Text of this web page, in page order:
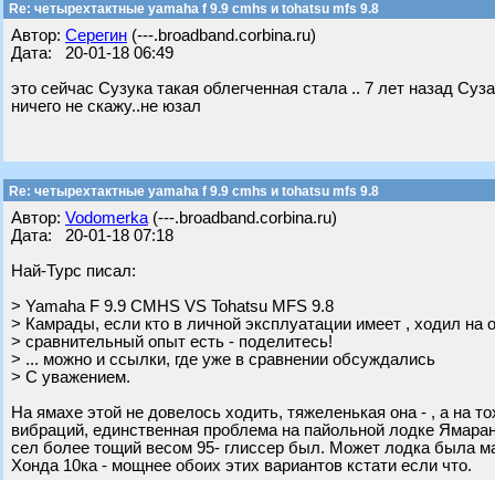
Re: четырехтактные yamaha f 9.9 cmhs и tohatsu mfs 9.8
Автор: Серегин (---.broadband.corbina.ru)
Дата: 20-01-18 06:49
это сейчас Сузука такая облегченная стала .. 7 лет назад
ничего не скажу..не юзал
Re: четырехтактные yamaha f 9.9 cmhs и tohatsu mfs 9.8
Автор: Vodomerka (---.broadband.corbina.ru)
Дата: 20-01-18 07:18
Най-Турс писал:
> Yamaha F 9.9 CMHS VS Tohatsu MFS 9.8
> Камрады, если кто в личной эксплуатации имеет , ходил на
> сравнительный опыт есть - поделитесь!
> ... можно и ссылки, где уже в сравнении обсуждались
> С уважением.
На ямахе этой не довелось ходить, тяжеленькая она - , а на
вибраций, единственная проблема на пайольной лодке
сел более тощий весом 95- глиссер был. Может лодка
Хонда 10ка - мощнее обоих этих вариантов кстати если что.